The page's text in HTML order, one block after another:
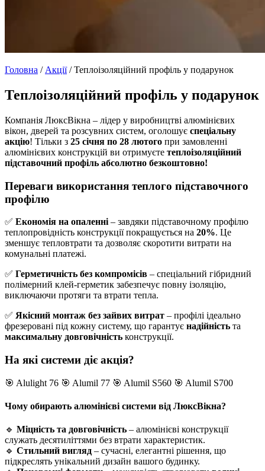
Головна / Акції/Теплоізоляційний профіль у подарунок
Теплоізоляційний профіль у подарунок
Компанія ЛюксВікна – лідер у виробництві алюмінієвих
вікон, дверей та розсувних систем, оголошує спеціальну
акцію! Тільки з 25 січня по 28 лютого при замовленні
алюмінієвих конструкцій ви отримуєте теплоізоляційний
підставочний профіль абсолютно безкоштовно!
Переваги використання теплого підставочного
профілю
✅ Економія на опаленні – завдяки підставочному профілю
теплопровідність конструкції покращується на 20%. Це
зменшує тепловтрати та дозволяє скоротити витрати на
комунальні платежі.
✅ Герметичність без компромісів – спеціальний гібридний
полімерний клей-герметик забезпечує повну ізоляцію,
виключаючи протяги та втрати тепла.
✅ Якісний монтаж без зайвих витрат – профілі ідеально
фрезеровані під кожну систему, що гарантує надійність та
максимальну довговічність конструкції.
На які системи діє акція?
🎯 Alulight 76 🎯 Alumil 77 🎯 Alumil S560 🎯 Alumil S700
Чому обирають алюмінієві системи від ЛюксВікна?
🔹 Міцність та довговічність – алюмінієві конструкції
служать десятиліттями без втрати характеристик.
🔹 Стильний вигляд – сучасні, елегантні рішення, що
підкреслять унікальний дизайн вашого будинку.